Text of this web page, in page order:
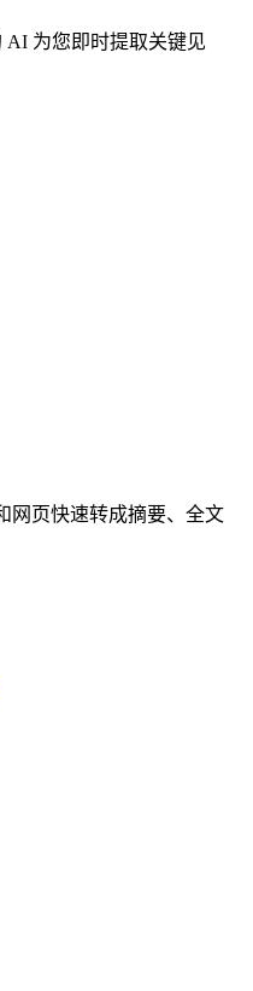
AI 为您即时提取关键见
网页快速转成摘要、全文